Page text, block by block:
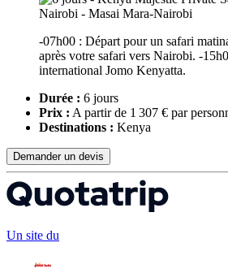
-07h00 : Départ pour un safari
après votre safari vers Nairobi. -
international Jomo Kenyatta.
Durée : 6 jours
Prix : A partir de 1 307 € par
Destinations : Kenya
Demander un devis
Un site du